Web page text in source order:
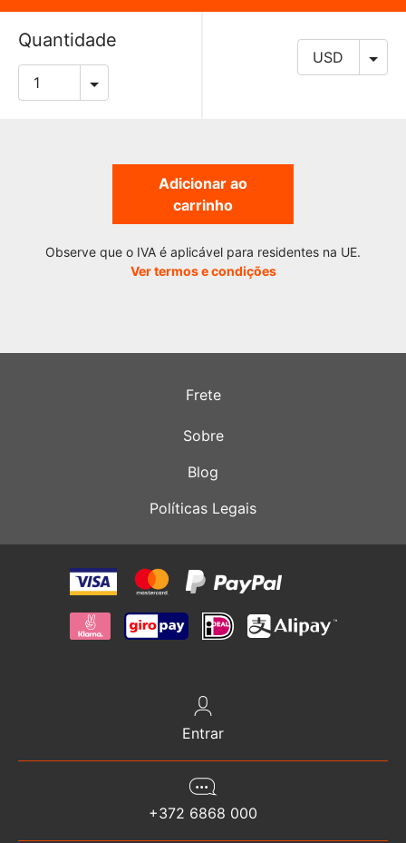
Quantidade
Adicionar ao
carrinho
Observe que o IVA é aplicável para residentes na UE.
Ver termos e condições
Frete
Sobre
Blog
Políticas Legais
Entrar
+372 6868 000